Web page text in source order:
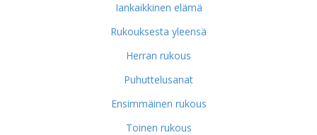
Iankaikkinen elämä
Rukouksesta yleensä
Herran rukous
Puhuttelusanat
Ensimmäinen rukous
Toinen rukous